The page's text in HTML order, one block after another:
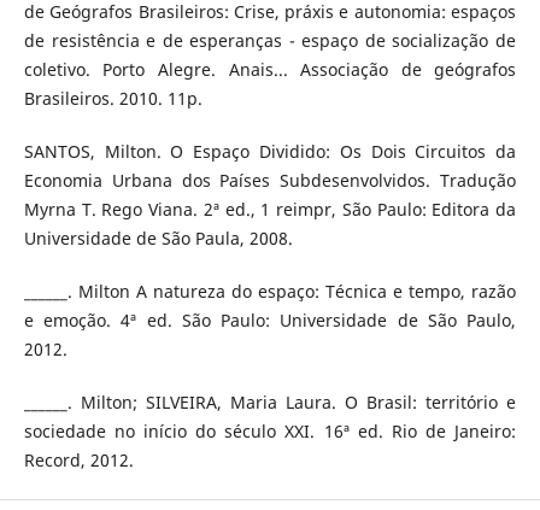
de Geógrafos Brasileiros: Crise, práxis e autonomia: espaços
de resistência e de esperanças - espaço de socialização de
coletivo. Porto Alegre. Anais... Associação de geógrafos
Brasileiros. 2010. 11p.
SANTOS, Milton. O Espaço Dividido: Os Dois Circuitos da
Economia Urbana dos Países Subdesenvolvidos. Tradução
Myrna T. Rego Viana. 2ª ed., 1 reimpr, São Paulo: Editora da
Universidade de São Paula, 2008.
______. Milton A natureza do espaço: Técnica e tempo, razão
e emoção. 4ª ed. São Paulo: Universidade de São Paulo,
2012.
______. Milton; SILVEIRA, Maria Laura. O Brasil: território e
sociedade no início do século XXI. 16ª ed. Rio de Janeiro:
Record, 2012.